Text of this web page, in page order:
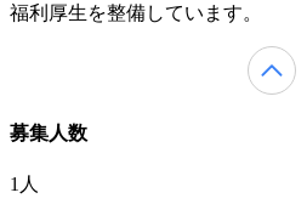
福利厚生を整備しています。
募集人数
1人